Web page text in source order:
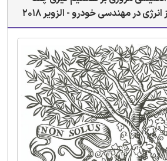
در مهندسی خودرو - الزویر 2018